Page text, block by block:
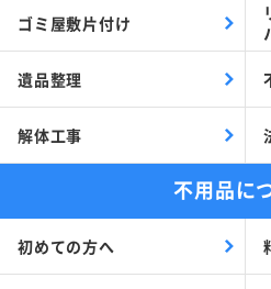
ゴミ屋敷片付け
遺品整理
解体工事
不用品に
初めての方へ